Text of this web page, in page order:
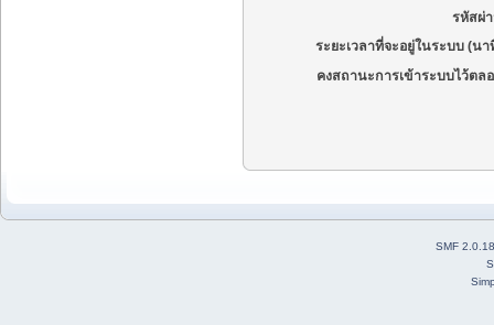
รหัสผ่
ระยะเวลาที่จะอยู่ในระบบ (นา
คงสถานะการเข้าระบบไว้ตล
SMF 2.0.18